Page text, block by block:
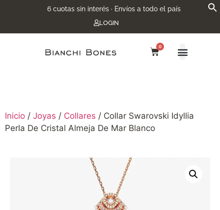
6 cuotas sin interés · Envíos a todo el país
LOGIN
0
Inicio / Joyas / Collares / Collar Swarovski Idyllia
Perla De Cristal Almeja De Mar Blanco